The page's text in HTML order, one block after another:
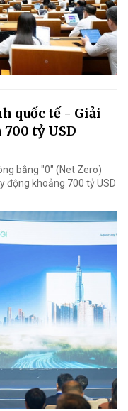
quốc tế - Giải
tỷ USD
bằng "0" (Net Zero)
động khoảng 700 tỷ USD